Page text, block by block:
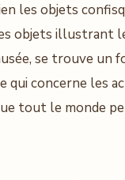
les objets
objets illustrant
se trouve un
qui concerne les
tout le monde